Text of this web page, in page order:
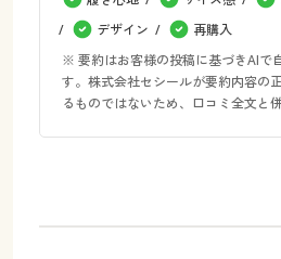
デザイン
再購入
※ 要約はお客様の投稿に基づきAIで
す。株式会社セシールが要約内容の
るものではないため、口コミ全文と